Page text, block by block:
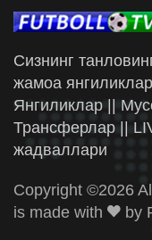
Сизнинг
жамоа
Янгиликлар ||
Трансферлар ||
жадваллари
Copyright ©2026
is made with
by